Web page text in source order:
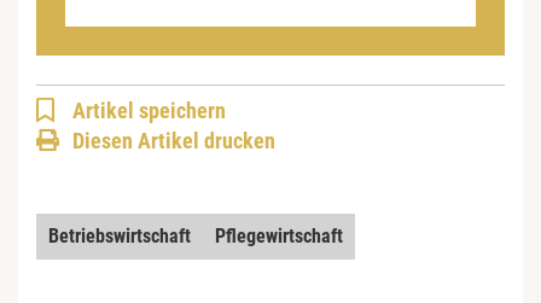
Artikel speichern
Diesen Artikel drucken
Betriebswirtschaft Pflegewirtschaft